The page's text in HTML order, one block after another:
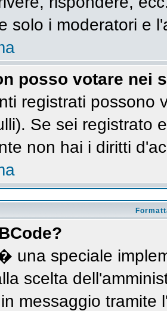
solo i moderatori e
posso votare nei
registrati possono
Se sei registrato
non hai i diritti
una speciale
scelta
messaggio tramite